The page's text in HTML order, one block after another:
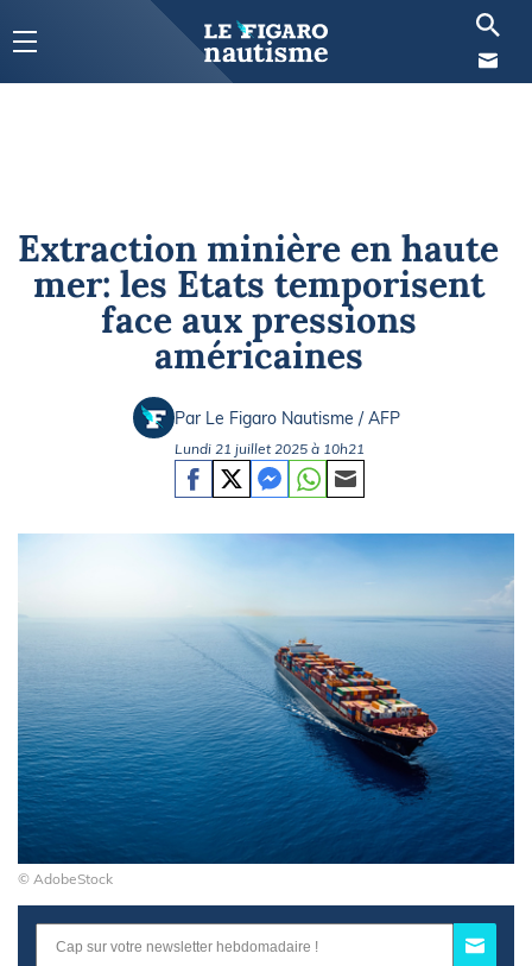
Extraction minière en haute
mer: les Etats temporisent
face aux pressions
américaines
Par Le Figaro Nautisme / AFP
Lundi 21 juillet 2025 à 10h21
© AdobeStock